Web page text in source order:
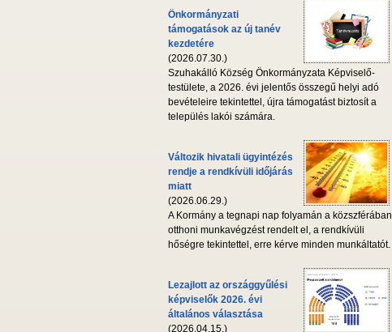
Önkormányzati
támogatások az új tanév
kezdetére
(2026.07.30.)
Szuhakálló Község Önkormányzata Képviselő-
testülete, a 2026. évi jelentős összegű helyi adó
bevételeire tekintettel, újra támogatást biztosít a
település lakói számára.
Változik hivatali ügyintézés
rendje a rendkívüli időjárás
miatt
(2026.06.29.)
A Kormány a tegnapi nap folyamán a közszférában
otthoni munkavégzést rendelt el, a rendkívüli
hőségre tekintettel, erre kérve minden munkáltatót.
Lezajlott az országgyűlési
képviselők 2026. évi
általános választása
(2026.04.15.)